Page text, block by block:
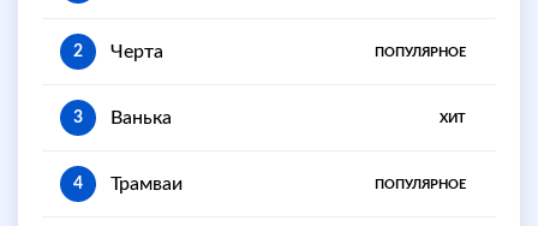
2 Черта ПОПУЛЯРНОЕ
3 Ванька ХИТ
4 Трамваи ПОПУЛЯРНОЕ